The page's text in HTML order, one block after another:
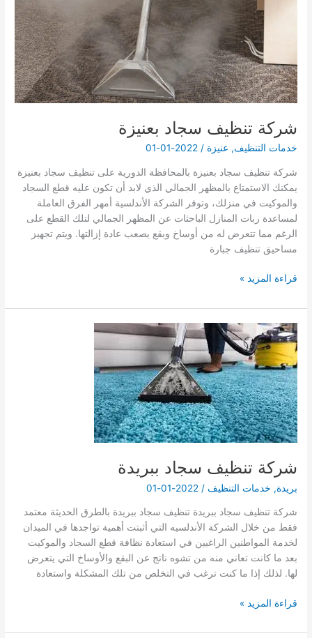
شركة تنظيف سجاد بعنيزة
خدمات التنظيف, عنيزة /
2022-01-01
شركة تنظيف سجاد بعنيزة بالمحافظة الدورية على تنظيف سجاد بعنيزة
يمكنك الاستمتاع بالمظهر الجمالي الذي لابد أن تكون عليه قطع السجاد
والموكيت في منزلك، وتوفر الشركة الأندلسية أمهر الفرق العاملة
لمساعدة ربات المنازل الباحثات عن المظهر الجمالي لتلك القطع على
الرغم مما تتعرض له من أوساخ وبقع يصعب عادة إزالتها. ويتم تجهيز
مساحيق تنظيف جبارة
شركة
سجاد
بعنيزة
قراءة المزيد »
شركة تنظيف سجاد ببريدة
بريدة, خدمات التنظيف /
2022-01-01
شركة تنظيف سجاد ببريدة تنظيف سجاد ببريدة بالطرق الحديثة معتمد
فقط من خلال الشركة الأندلسيه التي أثبتت أهمية تواجدها في الميدان
لخدمة المواطنين الراغبين في استعادة نظافة قطع السجاد والموكيت
بعد ما كانت تعاني منه من تشوه ناتج عن البقع والأوساخ التي يتعرض
لها. لذلك إذا ما كنت ترغب في التخلص من تلك المشكلة واستعادة
شركة
سجاد
قراءة المزيد »